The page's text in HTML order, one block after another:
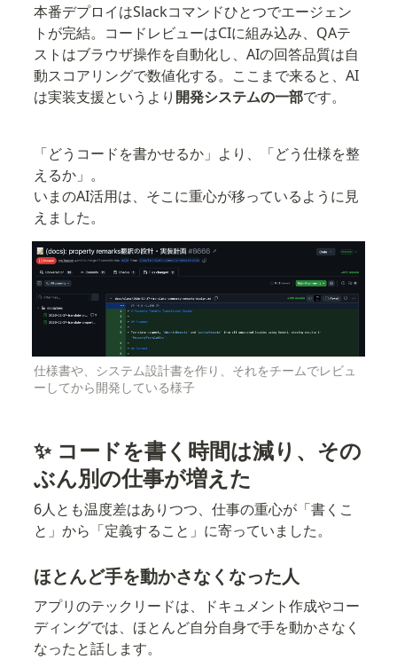
本番デプロイはSlackコマンドひとつでエージェン
トが完結。コードレビューはCIに組み込み、QAテ
ストはブラウザ操作を自動化し、AIの回答品質は自
動スコアリングで数値化する。ここまで来ると、AI
は実装支援というより 開発システムの一部です。
「どうコードを書かせるか」より、「どう仕様を整
えるか」。
いまのAI活用は、そこに重心が移っているように見
えました。
仕様書や、システム設計書を作り、それをチームでレビュ
ーしてから開発している様子
✨ コードを書く時間は減り、その
ぶん別の仕事が増えた
6人とも温度差はありつつ、仕事の重心が「書くこ
と」から「定義すること」に寄っていました。
ほとんど手を動かさなくなった人
アプリのテックリードは、ドキュメント作成やコー
ディングでは、ほとんど自分自身で手を動かさなく
なったと話します。